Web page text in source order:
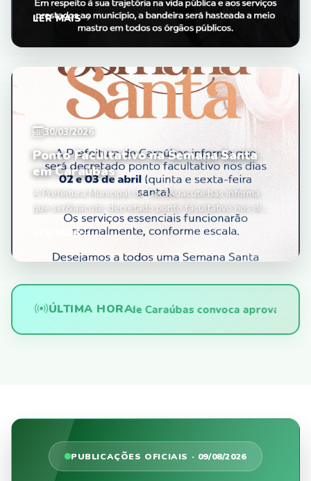
LER MAIS
30/03/2026
Ponto Facultativo na Semana Santa
em Caraúbas
A Prefeitura Municipal de Cara&uacute;bas informa
que ser&aacute; decretado ponto facultativo nos di...
LER MAIS
ÚLTIMA HORA
Prefeitura de Caraúbas convoca aprovados
PUBLICAÇÕES OFICIAIS · 09/08/2026